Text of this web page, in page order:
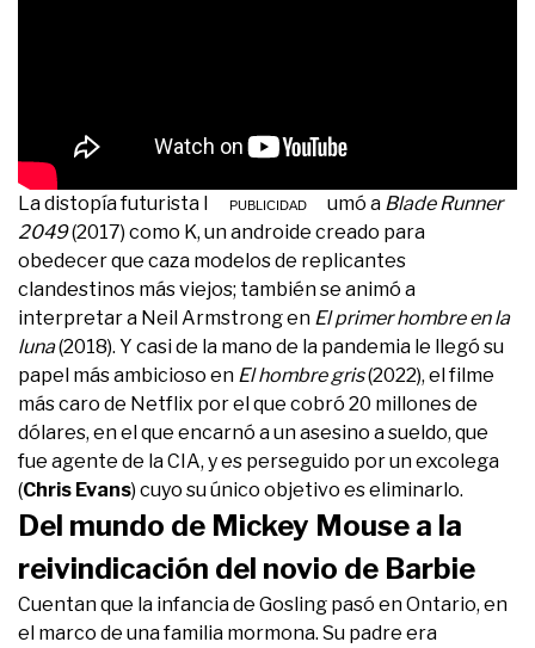
La distopía futurista lo tentó y se sumó a Blade Runner
2049(2017) como K, un androide creado para
obedecer que caza modelos de replicantes
clandestinos más viejos; también se animó a
interpretar a Neil Armstrong en El primer hombre en la
luna(2018). Y casi de la mano de la pandemia le llegó su
papel más ambicioso en El hombre gris(2022), el filme
más caro de Netflix por el que cobró 20 millones de
dólares, en el que encarnó a un asesino a sueldo, que
fue agente de la CIA, y es perseguido por un excolega
(Chris Evans) cuyo su único objetivo es eliminarlo.
Del mundo de Mickey Mouse a la
reivindicación del novio de Barbie
Cuentan que la infancia de Gosling pasó en Ontario, en
el marco de una familia mormona. Su padre era